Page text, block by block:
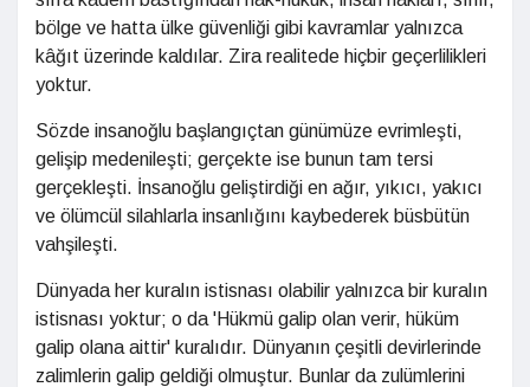
bölge ve hatta ülke güvenliği gibi kavramlar yalnızca
kâğıt üzerinde kaldılar. Zira realitede hiçbir geçerlilikleri
yoktur.
Sözde insanoğlu başlangıçtan günümüze evrimleşti,
gelişip medenileşti; gerçekte ise bunun tam tersi
gerçekleşti. İnsanoğlu geliştirdiği en ağır, yıkıcı, yakıcı
ve ölümcül silahlarla insanlığını kaybederek büsbütün
vahşileşti.
Dünyada her kuralın istisnası olabilir yalnızca bir kuralın
istisnası yoktur; o da 'Hükmü galip olan verir, hüküm
galip olana aittir' kuralıdır. Dünyanın çeşitli devirlerinde
zalimlerin galip geldiği olmuştur. Bunlar da zulümlerini